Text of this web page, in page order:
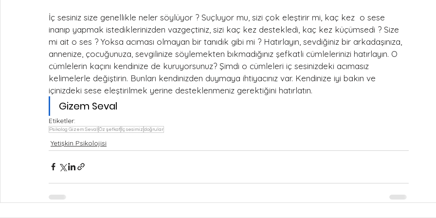
İç sesiniz size genellikle neler söylüyor ? Suçluyor mu, sizi çok eleştirir mi, kaç kez  o sese
inanıp yapmak istediklerinizden vazgeçtiniz, sizi kaç kez destekledi, kaç kez küçümsedi ? Size
mi ait o ses ? Yoksa acıması olmayan bir tanıdık gibi mi ? Hatırlayın, sevdiğiniz bir arkadaşınıza,
annenize, çocuğunuza, sevgilinize söylemekten bıkmadığınız şefkatli cümlelerinizi hatırlayın. O
cümlelerin kaçını kendinize de kuruyorsunuz? Şimdi o cümleleri iç sesinizdeki acımasız
kelimelerle değiştirin. Bunları kendinizden duymaya ihtiyacınız var. Kendinize iyi bakın ve
içinizdeki sese eleştirilmek yerine desteklenmeniz gerektiğini hatırlatın.
Gizem Seval
Etiketler:
Psikolog Gizem Seval Öz şefkat İç sesimiz doğrular
Yetişkin Psikolojisi